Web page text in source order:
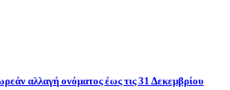
αλλαγή ονόματος έως τις 31 Δεκεμβρίου